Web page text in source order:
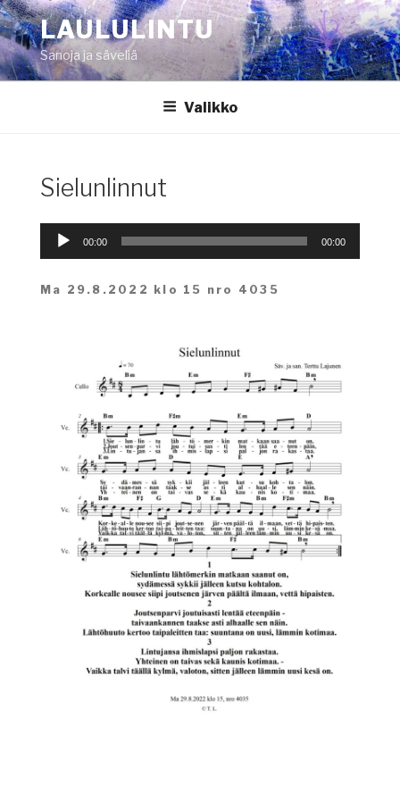
Siirry
sisältöönLAULULINTU
Sanoja ja säveliä
Valikko
Sielunlinnut
Äänitoistin
00:00 00:00
Ma 29.8.2022 klo 15 nro 4035